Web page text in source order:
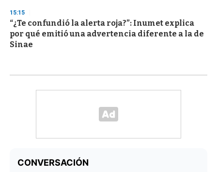
15:15
“¿Te confundió la alerta roja?”: Inumet explica
por qué emitió una advertencia diferente a la de
Sinae